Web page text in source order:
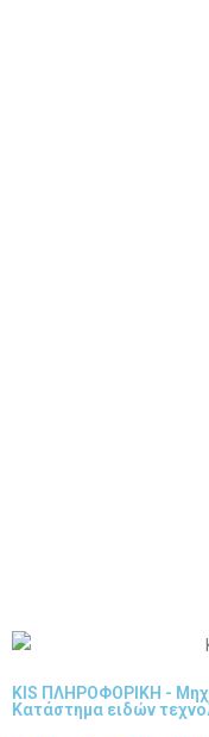
KIS ΠΛΗΡΟΦΟΡΙΚΗ -
Κατάστημα ειδών